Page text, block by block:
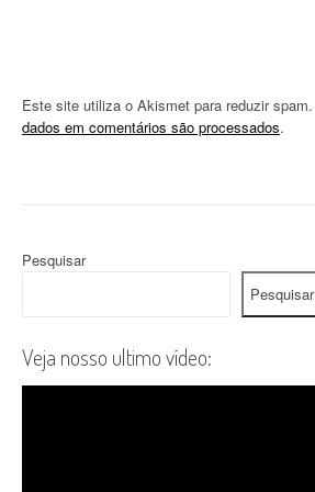
Este site utiliza o Akismet para reduzir spam.
dados em comentários são processados.
Pesquisar
Pesquisar
Veja nosso ultimo vídeo: